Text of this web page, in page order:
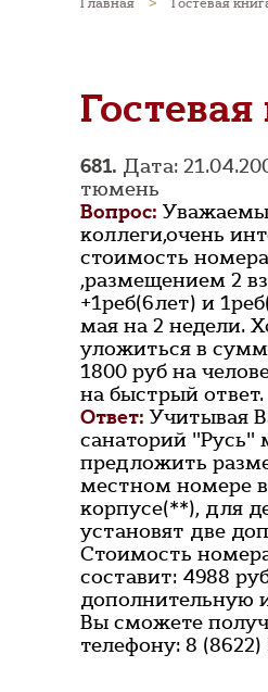
681. Дата:
тюмень
Вопрос:
коллеги,очень
стоимость
,размещением 2
+1реб(6лет) и
мая на 2 недели.
уложиться в
1800 руб на
на быстрый ответ.
Ответ: Учитывая
санаторий "Русь"
предложить
местном номере
корпусе(**), для
установят две
Стоимость
составит: 4988
дополнительную
Вы сможете
телефону: 8